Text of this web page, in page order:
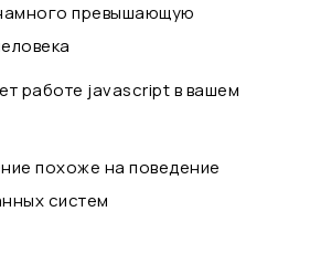
превышающую
работе javascript в вашем
похоже на поведение
систем